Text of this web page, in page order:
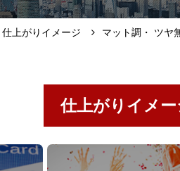
仕上がりイメージ マット調・ ツヤ
仕上がりイメー